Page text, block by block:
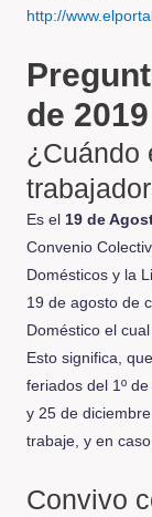
http://
de 2019
¿Cuándo
Es el 19 de
Convenio
Domésticos y la
19 de agosto de
Doméstico el
Esto significa,
feriados del 1º
y 25 de
trabaje, y en
Convivo